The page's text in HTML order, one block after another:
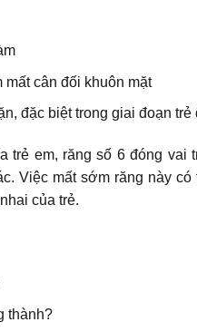
cân đối khuôn mặt
đặc biệt trong giai đoạn trẻ
trẻ em, răng số 6 đóng
Việc mất sớm răng này
của trẻ.
thành?